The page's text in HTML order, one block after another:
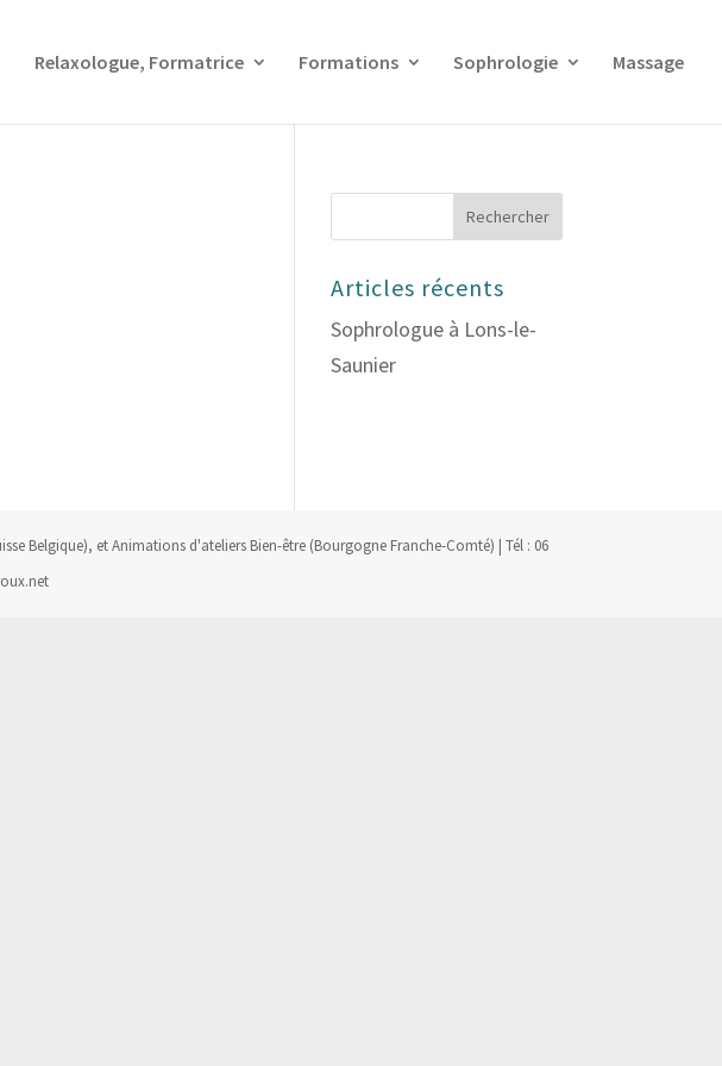
Relaxologue, Formatrice Formations Sophrologie Massage
Articles récents
Sophrologue à Lons-le-
Saunier
Belgique), et Animations d'ateliers Bien-être (Bourgogne Franche-Comté) | Tél : 06